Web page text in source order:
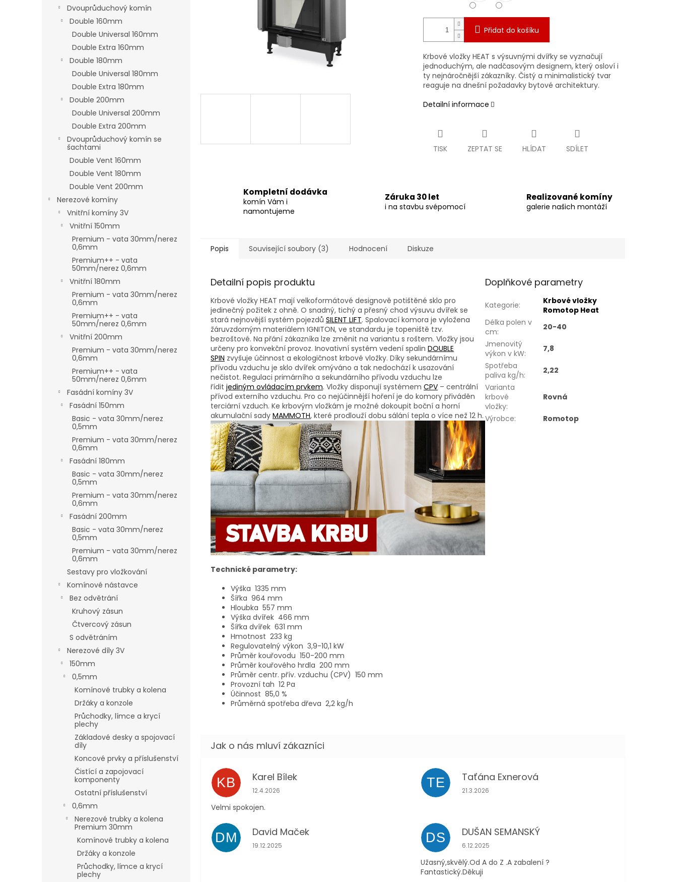
Dvouprůduchový komín
Double 160mm
Double Universal 160mm
Double Extra 160mm
Double 180mm
Double Universal 180mm
Double Extra 180mm
Double 200mm
Double Universal 200mm
Double Extra 200mm
Dvouprůduchový komín se
šachtami
Double Vent 160mm
Double Vent 180mm
Double Vent 200mm
Nerezové komíny
Vnitřní komíny 3V
Vnitřní 150mm
Premium - vata 30mm/nerez
0,6mm
Premium++ - vata
50mm/nerez 0,6mm
Vnitřní 180mm
Premium - vata 30mm/nerez
0,6mm
Premium++ - vata
50mm/nerez 0,6mm
Vnitřní 200mm
Premium - vata 30mm/nerez
0,6mm
Premium++ - vata
50mm/nerez 0,6mm
Fasádní komíny 3V
Fasádní 150mm
Basic - vata 30mm/nerez
0,5mm
Premium - vata 30mm/nerez
0,6mm
Fasádní 180mm
Basic - vata 30mm/nerez
0,5mm
Premium - vata 30mm/nerez
0,6mm
Fasádní 200mm
Basic - vata 30mm/nerez
0,5mm
Premium - vata 30mm/nerez
0,6mm
Sestavy pro vložkování
Komínové nástavce
Bez odvětrání
Kruhový zásun
Čtvercový zásun
S odvětráním
Nerezové díly 3V
150mm
0,5mm
Komínové trubky a kolena
Držáky a konzole
Průchodky, límce a krycí
plechy
Základové desky a spojovací
díly
Koncové prvky a příslušenství
Čistící a zapojovací
komponenty
Ostatní příslušenství
0,6mm
Nerezové trubky a kolena
Premium 30mm
Komínové trubky a kolena
Držáky a konzole
Průchodky, límce a krycí
plechy
Přidat do košíku
Krbové vložky HEAT s výsuvnými dvířky se vyznačují
jednoduchým, ale nadčasovým designem, který osloví i
ty nejnáročnější zákazníky. Čistý a minimalistický tvar
reaguje na dnešní požadavky bytové architektury.
Detailní informace
TISK ZEPTAT SE HLÍDAT SDÍLET
Kompletní dodávka
komín Vám i
namontujeme
Záruka 30 let
i na stavbu svépomocí
Realizované komíny
galerie našich montáží
Popis Související soubory (3) Hodnocení Diskuze
Detailní popis produktu
Krbové vložky HEAT mají velkoformátové designově potištěné sklo pro
jedinečný požitek z ohně. O snadný, tichý a přesný chod výsuvu dvířek se
stará nejnovější systém pojezdů SILENT LIFT. Spalovací komora je vyložena
žáruvzdorným materiálem IGNITON, ve standardu je topeniště tzv.
bezroštové. Na přání zákazníka lze změnit na variantu s roštem. Vložky jsou
určeny pro konvekční provoz. Inovativní systém vedení spalin DOUBLE
SPIN zvyšuje účinnost a ekologičnost krbové vložky. Díky sekundárnímu
přívodu vzduchu je sklo dvířek omýváno a tak nedochází k usazování
nečistot. Regulaci primárního a sekundárního přívodu vzduchu lze
řídit jediným ovládacím prvkem. Vložky disponují systémem CPV – centrální
přívod externího vzduchu. Pro co nejúčinnější hoření je do komory přiváděn
terciární vzduch. Ke krbovým vložkám je možné dokoupit boční a horní
akumulační sady MAMMOTH, které prodlouží dobu sálání tepla o více než 12 h.
Technické parametry:
Výška 1335 mm
Šířka 964 mm
Hloubka 557 mm
Výška dvířek 466 mm
Šířka dvířek 631 mm
Hmotnost 233 kg
Regulovatelný výkon 3,9-10,1 kW
Průměr kouřovodu 150-200 mm
Průměr kouřového hrdla 200 mm
Průměr centr. přív. vzduchu (CPV) 150 mm
Provozní tah 12 Pa
Účinnost 85,0 %
Průměrná spotřeba dřeva 2,2 kg/h
Doplňkové parametry
Kategorie:
Krbové vložky
Romotop Heat
Délka polen v
cm:
20-40
Jmenovitý
výkon v kW:
7,8
Spotřeba
paliva kg/h:
2,22
Varianta
krbové
vložky:
Rovná
Výrobce: Romotop
KB Karel Bílek
Hodnocení obchodu je 5 z 5 hvězdiček.
12.4.2026
Velmi spokojen.
TE Taťána Exnerová
Hodnocení obchodu je 5 z 5 hvězdiček.
21.3.2026
DM David Maček
Hodnocení obchodu je 5 z 5 hvězdiček.
19.12.2025
DS DUŠAN SEMANSKÝ
Hodnocení obchodu je 5 z 5 hvězdiček.
6.12.2025
Užasný,skvělý.Od A do Z .A zabalení ?
Fantastický.Děkuji